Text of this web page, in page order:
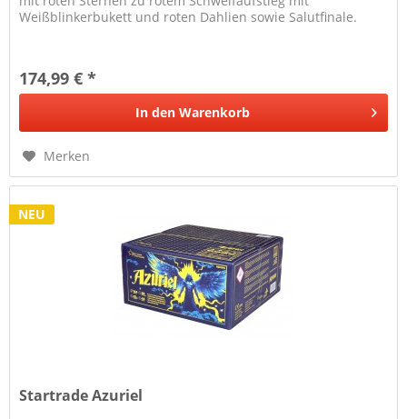
Weißblinkerbukett und roten Dahlien sowie Salutfinale.
174,99 € *
In den Warenkorb
Merken
NEU
Startrade Azuriel